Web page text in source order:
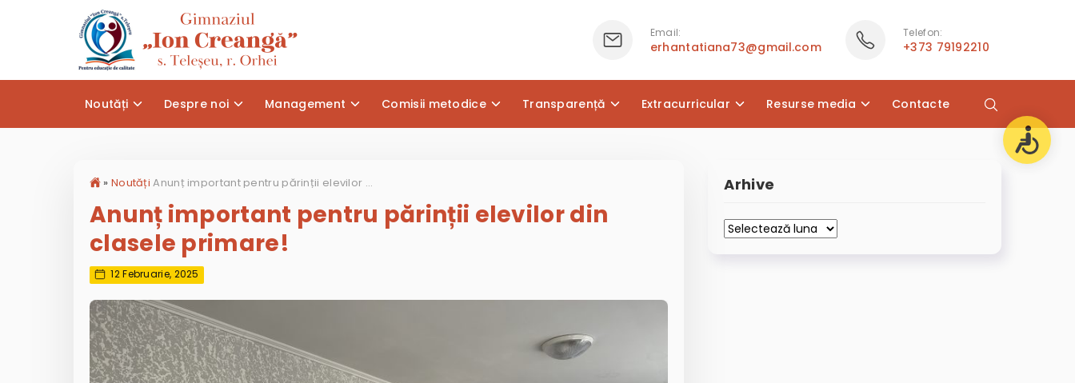
Email:
erhantatiana73@gmail.com
Telefon:
+373 79192210
Noutăți Despre noi Management Comisii metodice Transparență Extracurricular Resurse media Contacte
» Noutăți Anunț important pentru părinții elevilor din clasele primare!
Anunț important pentru părinții elevilor din
clasele primare!
12 Februarie, 2025
Arhive
Arhive